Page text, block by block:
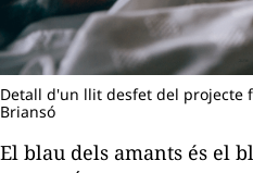
Detall d'un llit desfet del projecte
Briansó
El blau dels amants és el